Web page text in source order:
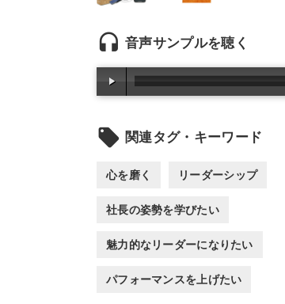
headset 音声サンプルを聴く
local_offer 関連タグ・キーワード
心を磨く リーダーシップ
社長の姿勢を学びたい
魅力的なリーダーになりたい
パフォーマンスを上げたい